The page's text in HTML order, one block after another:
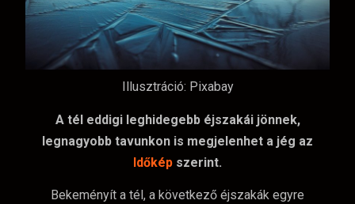
Illusztráció: Pixabay
A tél eddigi leghidegebb éjszakái jönnek,
legnagyobb tavunkon is megjelenhet a jég az
Időkép szerint.
Bekeményít a tél, a következő éjszakák egyre